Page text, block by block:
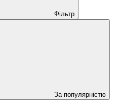
Фільтр
За популярністю